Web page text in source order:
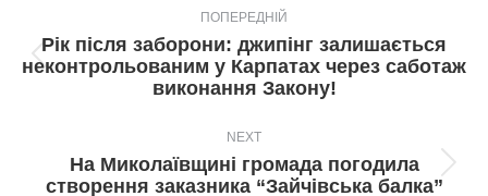
ПОПЕРЕДНІЙ
Попередній
пост:
Рік після заборони: джипінг залишається
неконтрольованим у Карпатах через саботаж
виконання Закону!
NEXT
Next
На Миколаївщині громада погодила
створення заказника “Зайчівська балка”